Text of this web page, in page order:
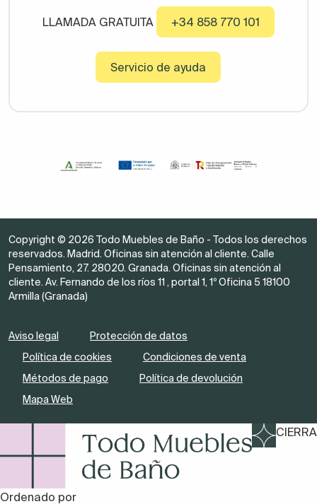
LLAMADA GRATUITA +34 858 770 101
Servicio de ayuda
Copyright © 2026 Todo Muebles de Baño - Todos los derechos
reservados. Madrid. Oficinas sin atención al cliente. Calle
Pensamiento, 27. 28020. Granada. Oficinas sin atención al
cliente. Av. Fernando de los ríos 11 , portal 1, 1º Oficina 5 18100
Armilla (Granada)
Aviso legal
Protección de datos
Política de cookies
Condiciones de venta
Métodos de pago
Política de devolución
Mapa Web
CIERRA
Ordenado por